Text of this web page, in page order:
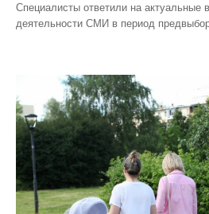
Специалисты ответили на актуальные
деятельности СМИ в период